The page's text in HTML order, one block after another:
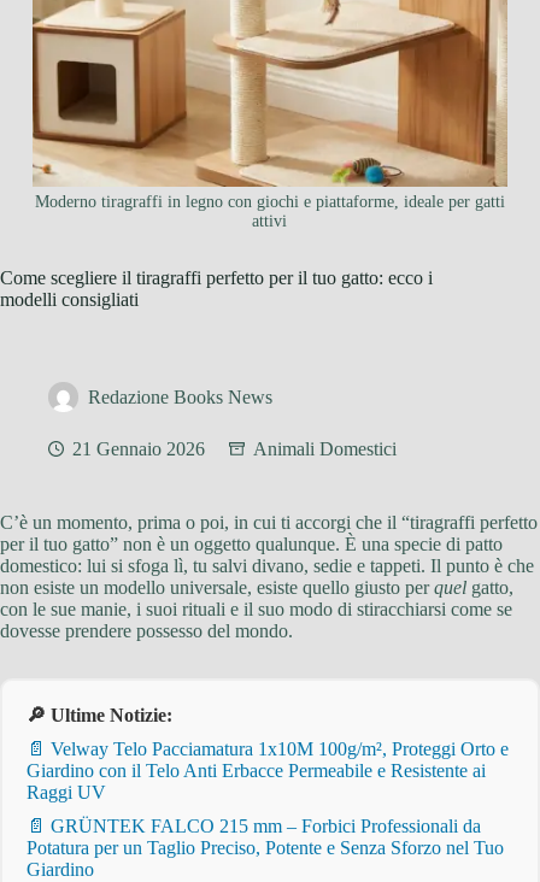
Moderno tiragraffi in legno con giochi e piattaforme, ideale per gatti
attivi
Come scegliere il tiragraffi perfetto per il tuo gatto: ecco i
modelli consigliati
Redazione Books News
21 Gennaio 2026 Animali Domestici
C’è un momento, prima o poi, in cui ti accorgi che il “tiragraffi perfetto
per il tuo gatto” non è un oggetto qualunque. È una specie di patto
domestico: lui si sfoga lì, tu salvi divano, sedie e tappeti. Il punto è che
non esiste un modello universale, esiste quello giusto perquel gatto,
con le sue manie, i suoi rituali e il suo modo di stiracchiarsi come se
dovesse prendere possesso del mondo.
🔎 Ultime Notizie:
📄 Velway Telo Pacciamatura 1x10M 100g/m², Proteggi Orto e
Giardino con il Telo Anti Erbacce Permeabile e Resistente ai
Raggi UV
📄 GRÜNTEK FALCO 215 mm – Forbici Professionali da
Potatura per un Taglio Preciso, Potente e Senza Sforzo nel Tuo
Giardino